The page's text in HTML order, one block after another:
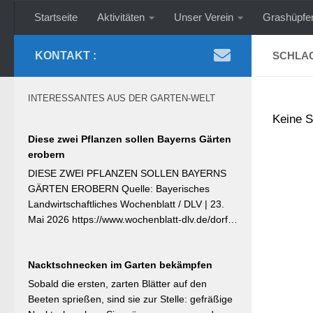
Zum Inhalt springen
Startseite Aktivitäten Unser Verein
Keine
KONTAKT :
INTERESSANTES AUS DER GARTEN-WELT
Diese zwei Pflanzen sollen Bayerns Gärten
erobern
DIESE ZWEI PFLANZEN SOLLEN BAYERNS
GÄRTEN EROBERN Quelle: Bayerisches
Landwirtschaftliches Wochenblatt / DLV | 23.
Mai 2026 https://www.wochenblatt-dlv.de/dorf-
Bayerische Pflanze des Jahres 2026 wurde die
Calibrachoa ‚Feenstaub‘ gekürt — eine
Hängeglöckchen-Sorte mit pink-rosa
Nacktschnecken im Garten bekämpfen
Sobald die ersten, zarten Blätter auf den
Beeten sprießen, sind sie zur Stelle: gefräßige